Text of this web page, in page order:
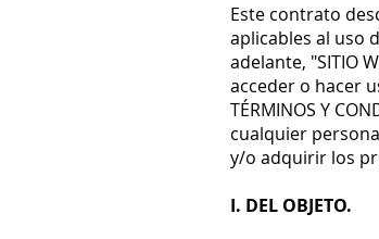
Este contrato
aplicables al uso
adelante, "SITIO
acceder o hacer
TÉRMINOS Y
cualquier
y/o adquirir los
I. DEL OBJETO.